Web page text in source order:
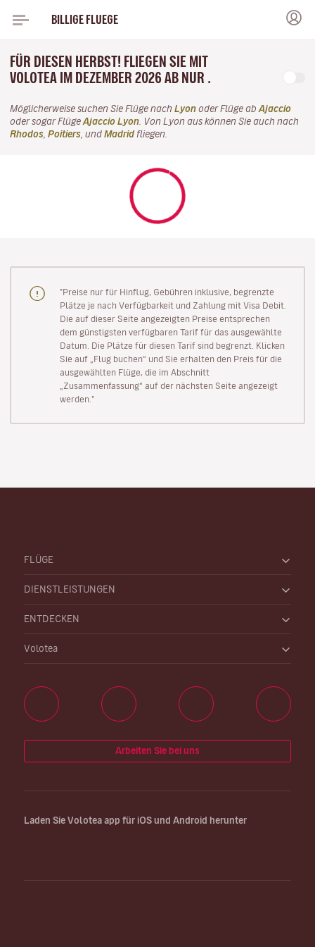
BILLIGE FLUEGE
FÜR DIESEN HERBST! FLIEGEN SIE MIT
VOLOTEA IM DEZEMBER 2026 AB NUR .
Möglicherweise suchen Sie Flüge nach Lyon oder Flüge ab Ajaccio
oder sogar Flüge Ajaccio Lyon . Von Lyon aus können Sie auch nach
Rhodos Poitiers , und Madrid fliegen.
"Preise nur für Hinflug, Gebühren inklusive, begrenzte
Plätze je nach Verfügbarkeit und Zahlung mit Visa Debit.
Die auf dieser Seite angezeigten Preise entsprechen
dem günstigsten verfügbaren Tarif für das ausgewählte
Datum. Die Plätze für diesen Tarif sind begrenzt. Klicken
Sie auf „Flug buchen“ und Sie erhalten den Preis für die
ausgewählten Flüge, die im Abschnitt
„Zusammenfassung“ auf der nächsten Seite angezeigt
werden."
FLÜGE
DIENSTLEISTUNGEN
ENTDECKEN
Volotea
Arbeiten Sie bei uns
Laden Sie Volotea app für iOS und Android herunter